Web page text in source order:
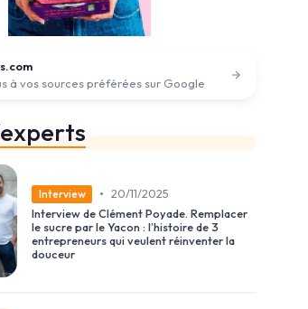
à vos sources préférées sur Google
Interview • 20/11/2025
Interview de Clément Poyade. Remplacer
le sucre par le Yacon : l’histoire de 3
entrepreneurs qui veulent réinventer la
douceur